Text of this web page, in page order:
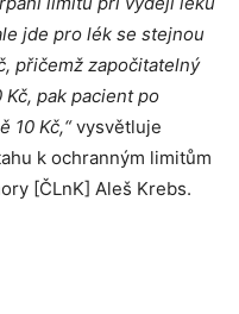
jde pro lék se stejnou
přičemž započitatelný
pak pacient po
10 Kč,“vysvětluje
k ochranným limitům
[ČLnK] Aleš Krebs.